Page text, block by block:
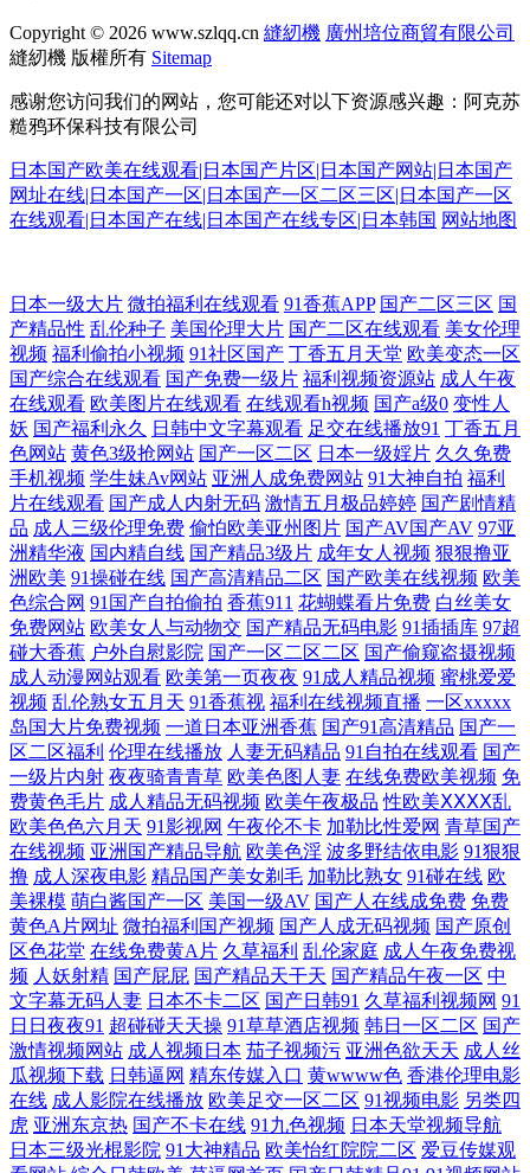
Copyright © 2026 www.szlqq.cn 縫紉機 廣州培位商貿有限公司
縫紉機 版權所有 Sitemap
感谢您访问我们的网站，您可能还对以下资源感兴趣：阿克苏
糙鸦环保科技有限公司
日本国产欧美在线观看|日本国产片区|日本国产网站|日本国产
网址在线|日本国产一区|日本国产一区二区三区|日本国产一区
在线观看|日本国产在线|日本国产在线专区|日本韩国 网站地图
国产激情综合一区 欧美日韩国产在 97在线视频公 蜜桃视频免费版 亚洲伦
理电影 国产精品欧美一二三区 日韩精品一二三区 99爱草草草 另类制服av
亚洲快播电影网 国产精品九九九九九 网站在线观看 大地资源 热播电影网
91福利剧场 久热爱这里只有国 亚洲欧美综合乱伦一区 国产免费一区二区
电影 日韩在线专区 97视频色色 免费国产人 一夲道dvd高清无 国产区日 日
韩专区一二 97资源亚洲 邻家美姨3中文字幕 亚洲日韩素人不卡 国产欧美
性成人精品午夜 日韩一区视频蜜桃 aa网站 欧美在线制 宅男午夜福利 国内
在线视频网站香蕉 我国合法的配资平台 国产高清91专区 日产精品一 91视
频在线网站 久久夜av 超碰在线免费主播 三级在线观看免费 日本不卡一区
二区视频 丁香五月在线综合 国产亚洲综合天天看片 97超碰青青 日本久久
午夜 www性另类 神马电影高清 成人va视频国产 日产综合欧美一区二区
亚洲色图综合 美女制服丝 91女孩色女导航 看免费电影网站 亚洲欧洲第一
视频 国产精品高清网站 日韩美123视频 91专区在线欢看 麻花天美星空果
冻糖心 国产日产欧产精品精品 免费日本动漫网站 操逼福利 色偷偷亚洲 国
产福利小视 日韩免费v片在线观看 老师黑色 成人Aⅴ网站 神马网电影网在
日本一级大片 微拍福利在线观看 91香蕉APP 国产二区三区 国
产精品性 乱伦种子 美国伦理大片 国产二区在线观看 美女伦理
视频 福利偷拍小视频 91社区国产 丁香五月天堂 欧美变态一区
国产综合在线观看 国产免费一级片 福利视频资源站 成人午夜
在线观看 欧美图片在线观看 在线观看h视频 国产a级0 变性人
妖 国产福利永久 日韩中文字幕观看 足交在线播放91 丁香五月
色网站 黄色3级抢网站 国产一区二区 日本一级婬片 久久免费
手机视频 学生妹Av网站 亚洲人成免费网站 91大神自拍 福利
片在线观看 国产成人内射无码 激情五月极品婷婷 国产剧情精
品 成人三级伦理免费 偷怕欧美亚州图片 国产AV国产AV 97亚
洲精华液 国内精自线 国产精品3级片 成年女人视频 狠狠撸亚
洲欧美 91操碰在线 国产高清精品二区 国产欧美在线视频 欧美
色综合网 91国产自拍偷拍 香蕉911 花蝴蝶看片免费 白丝美女
免费网站 欧美女人与动物交 国产精品无码电影 91插插库 97超
碰大香蕉 户外自慰影院 国产一区二区二区 国产偷窥盗摄视频
成人动漫网站观看 欧美第一页夜夜 91成人精品视频 蜜桃爱爱
视频 乱伦熟女五月天 91香蕉视 福利在线视频直播 一区xxxxx
岛国大片免费视频 一道日本亚洲香蕉 国产91高清精品 国产一
区二区福利 伦理在线播放 人妻无码精品 91自拍在线观看 国产
一级片内射 夜夜骑青青草 欧美色图人妻 在线免费欧美视频 免
费黄色毛片 成人精品无码视频 欧美午夜极品 性欧美ⅩⅩⅩⅩ乱
欧美色色六月天 91影视网 午夜伦不卡 加勒比性爱网 青草国产
在线视频 亚洲国产精品导航 欧美色淫 波多野结依电影 91狠狠
撸 成人深夜电影 精品国产美女剃毛 加勒比熟女 91碰在线 欧
美裸模 萌白酱国产一区 美国一级AV 国产人在线成免费 免费
黄色A片网址 微拍福利国产视频 国产人成无码视频 国产原创
区色花堂 在线免费黄A片 久草福利 乱伦家庭 成人午夜免费视
频 人妖射精 国产屁屁 国产精品天干天 国产精品午夜一区 中
文字幕无码人妻 日本不卡二区 国产日韩91 久草福利视频网 91
日日夜夜91 超碰碰天天操 91草草酒店视频 韩日一区二区 国产
激情视频网站 成人视频日本 茄子视频污 亚洲色欲天天 成人丝
瓜视频下载 日韩逼网 精东传媒入口 黄wwww色 香港伦理电影
在线 成人影院在线播放 欧美足交一区二区 91视频电影 另类四
虎 亚洲东京热 国产不卡在线 91九色视频 日本天堂视频导航
日本三级光棍影院 91大神精品 欧美怡红院院二区 爱豆传媒观